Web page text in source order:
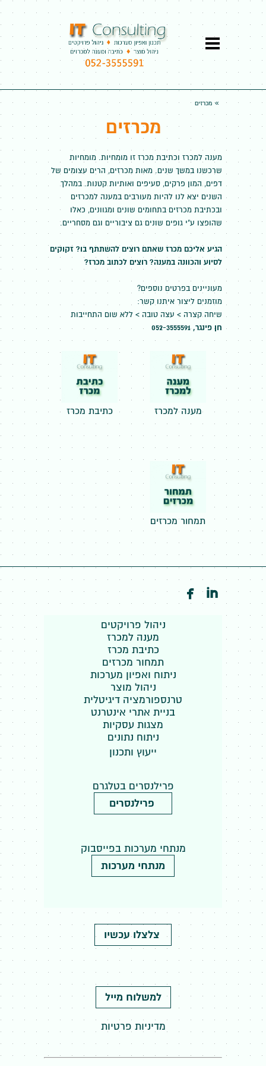
» מכרזים
מכרזים
מענה למכרז וכתיבת מכרז זו מומחיות. מומחיות
שרכשנו במשך שנים. מאות מכרזים, הרים עצומים של
דפים, המון פרקים, סעיפים ואותיות קטנות. במהלך
השנים יצא לנו להיות מעורבים במענה למכרזים
ובכתיבת מכרזים בתחומים שונים ומגוונים, כאלו
שהופצו ע"י גופים שונים גם ציבוריים וגם מסחריים.
הגיע אליכם מכרז שאתם רוצים להשתתף בו? זקוקים
לסיוע והכוונה במענה? רוצים לכתוב מכרז?
מעוניינים בפרטים נוספים?
מוזמנים ליצור איתנו קשר:
שיחה קצרה > עצה טובה > ללא שום התחייבות
חן פינגר, 052-3555591
מענה למכרז כתיבת מכרז
תמחור מכרזים
 
ניהול פרויקטים
מענה למכרז
כתיבת מכרז
תמחור מכרזים
ניתוח ואפיון מערכות
ניהול מוצר
טרנספורמציה דיגיטלית
בניית אתרי אינטרנט
מצגות עסקיות
ניתוח נתונים
ייעוץ ותכנון
פרילנסרים בטלגרם
פרילנסרים
מנתחי מערכות בפייסבוק
מנתחי מערכות
צלצלו עכשיו
למשלוח מייל
מדיניות פרטיות